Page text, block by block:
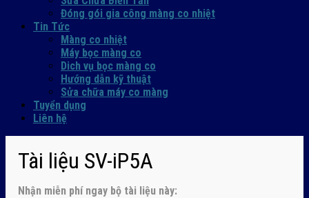
Đóng gói gia công màng co nhiệt
Tin Tức
Màng co nhiệt
Máy bọc màng co
Dich vụ bọc màng co
Hướng dẫn kỹ thuật
Sửa chữa máy co màng
Tuyển dụng
Liên hệ
Tài liệu SV-iP5A
Nhận miễn phí ngay bộ tài liệu này: